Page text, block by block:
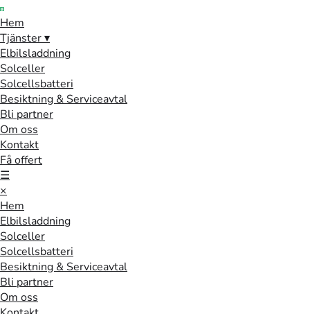
Hem
Tjänster▾
Elbilsladdning
Solceller
Solcellsbatteri
Besiktning & Serviceavtal
Bli partner
Om oss
Kontakt
Få offert
☰
×
Hem
Elbilsladdning
Solceller
Solcellsbatteri
Besiktning & Serviceavtal
Bli partner
Om oss